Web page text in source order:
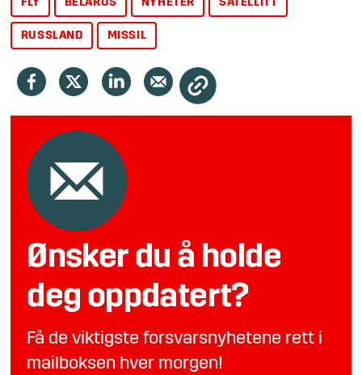
FLY BELARUS NYHETER SATELLITT
RUSSLAND MISSIL
Ønsker du å holde
deg oppdatert?
Få de viktigste forsvarsnyhetene rett i
mailboksen hver morgen!